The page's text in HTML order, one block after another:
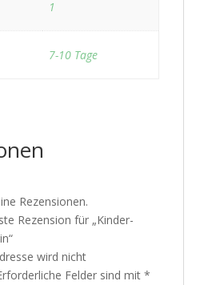
1
7-10 Tage
Rezensionen.
Rezension für „Kinder-
wird nicht
Felder sind mit *